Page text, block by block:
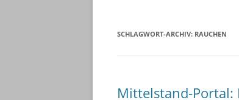
SCHLAGWORT-ARCHIV: RAUCHEN
Mittelstand-Portal: